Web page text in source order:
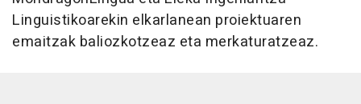
Linguistikoarekin elkarlanean proiektuaren
emaitzak baliozkotzeaz eta merkaturatzeaz.